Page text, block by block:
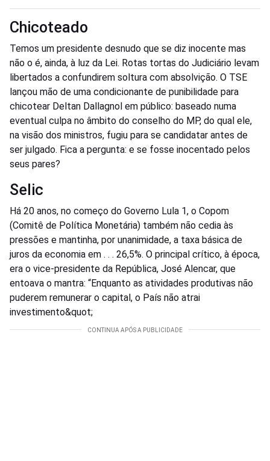
Chicoteado
Temos um presidente desnudo que se diz inocente mas
não o é, ainda, à luz da Lei. Rotas tortas do Judiciário levam
libertados a confundirem soltura com absolvição. O TSE
lançou mão de uma condicionante de punibilidade para
chicotear Deltan Dallagnol em público: baseado numa
eventual culpa no âmbito do conselho do MP, do qual ele,
na visão dos ministros, fugiu para se candidatar antes de
ser julgado. Fica a pergunta: e se fosse inocentado pelos
seus pares?
Selic
Há 20 anos, no começo do Governo Lula 1, o Copom
(Comitê de Política Monetária) também não cedia às
pressões e mantinha, por unanimidade, a taxa básica de
juros da economia em . . . 26,5%. O principal crítico, à época,
era o vice-presidente da República, José Alencar, que
entoava o mantra: “Enquanto as atividades produtivas não
puderem remunerar o capital, o País não atrai
investimento&quot;